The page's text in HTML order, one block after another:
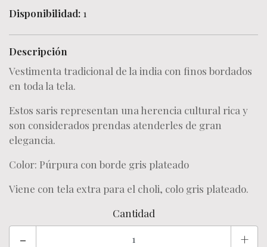
Disponibilidad: 1
Descripción
Vestimenta tradicional de la india con finos bordados
en toda la tela.
Estos saris representan una herencia cultural rica y
son considerados prendas atenderles de gran
elegancia.
Color: Púrpura con borde gris plateado
Viene con tela extra para el choli, colo gris plateado.
Cantidad
- +